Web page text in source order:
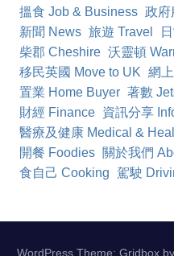
搵食 Job & Business 政府
新聞 News 旅遊 Travel
柴郡 Cheshire 沃靈頓
移民英國 Move to UK 網
置業 Home Buyer 著數
財經 Finance 資訊分享
醫療及健康 Medical &
開餐 Foodies 關於我們
食自己 Cooking
駕駛
WordPress Theme: Gridbox